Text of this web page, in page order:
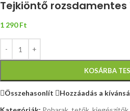
Tejkiöntő rozsdamentes
1 290Ft
KOSÁRBA
Összehasonlít
Hozzáadás a